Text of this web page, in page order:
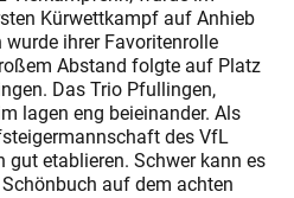
Kürwettkampf auf Anhieb
ihrer Favoritenrolle
Abstand folgte auf Platz
Das Trio Pfullingen,
lagen eng beieinander. Als
des VfL
etablieren. Schwer kann es
auf dem achten